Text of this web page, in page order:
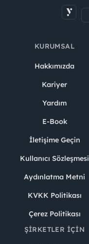
KURUMSAL
Hakkımızda
Kariyer
Yardım
E-Book
İletişime Geçin
Kullanıcı Sözleşmesi
Aydınlatma Metni
KVKK Politikası
Çerez Politikası
ŞIRKETLER İÇIN